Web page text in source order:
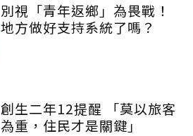
別視「青年返鄉」為畏戰！
地方做好支持系統了嗎？
創生二年12提醒 「莫以旅客
為重，住民才是關鍵」